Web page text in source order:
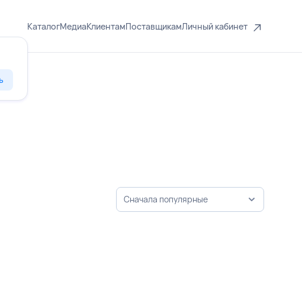
КаталогМедиаКлиентамПоставщикамЛичный кабинет
Сначала популярные